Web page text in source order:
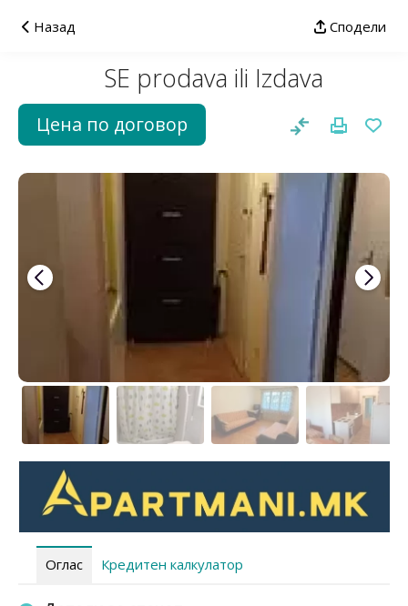
Назад Сподели
SE prodava ili Izdava
Цена по договор
Оглас Кредитен калкулатор